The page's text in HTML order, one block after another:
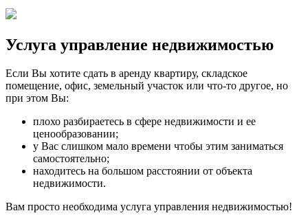
Услуга управление недвижимостью
Если Вы хотите сдать в аренду квартиру, складское
помещение, офис, земельный участок или что-то другое, но
при этом Вы:
плохо разбираетесь в сфере недвижимости и ее
ценообразовании;
у Вас слишком мало времени чтобы этим заниматься
самостоятельно;
находитесь на большом расстоянии от объекта
недвижимости.
Вам просто необходима услуга управления недвижимостью!